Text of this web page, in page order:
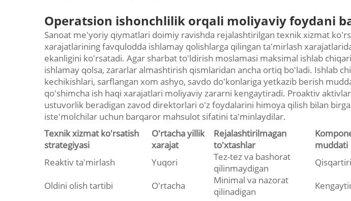
Operatsion ishonchlilik orqali moliyaviy foydani
Sanoat me'yoriy qiymatlari doimiy ravishda rejalashtirilgan texnik xizmat
xarajatlarining favqulodda ishlamay qolishlarga qilingan ta'mirlash
ekanligini ko'rsatadi. Agar sharbat to'ldirish moslamasi maksimal ishlab
ishlamay qolsa, zararlar almashtirish qismlaridan ancha ortiq bo'ladi. Ishlab
kechikishlari, sarflangan xom ashyo, savdo do'konlariga yetkazib berish
qo'shimcha ish haqi xarajatlari moliyaviy zararni kengaytiradi. Proaktiv
ustuvorlik beradigan zavod direktorlari o'z foydalarini himoya qilish bilan
iste'molchilar uchun barqaror mahsulot sifatini ta'minlaydilar.
Texnik xizmat ko'rsatish
strategiyasi
O'rtacha yillik
xarajat
Rejalashtirilmagan
to'xtashlar
muddati
Reaktiv ta'mirlash
Yuqori
Tez-tez va bashorat
qilinmaydigan
Oldini olish tartibi
O'rtacha
Minimal va nazorat
qilinadigan